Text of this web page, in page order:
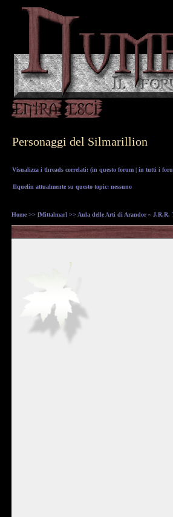
Personaggi del Silmarillion
Visualizza i threads correlati: (in questo forum | in tutti i
Ilquelin attualmente su questo topic: nessuno
Home >> [Mittalmar] >> Aula delle Arti di Arandor ~ J.R.R.